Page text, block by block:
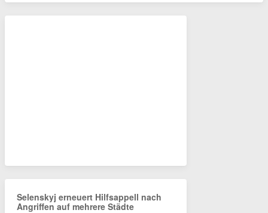
Selenskyj erneuert Hilfsappell nach
Angriffen auf mehrere Städte